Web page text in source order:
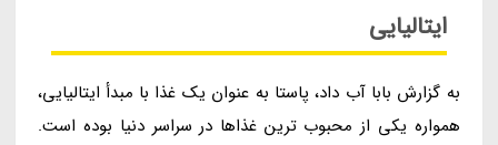
ایتالیایی
به گزارش بابا آب داد، پاستا به عنوان یک غذا با مبدأ ایتالیایی،
همواره یکی از محبوب ترین غذاها در سراسر دنیا بوده است.